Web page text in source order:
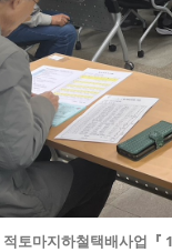
적토마지하철택배사업